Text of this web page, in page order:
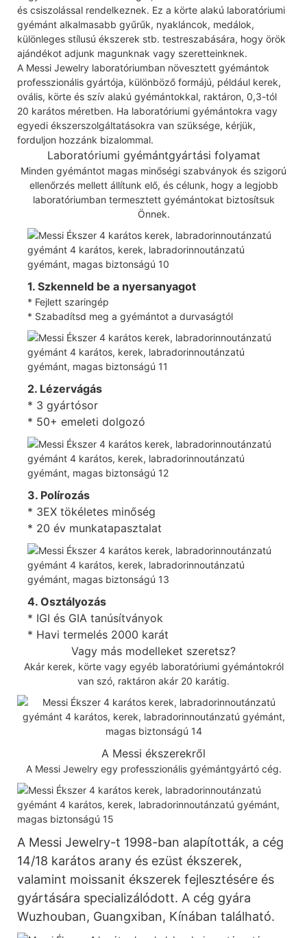
és csiszolással rendelkeznek. Ez a körte alakú laboratóriumi
gyémánt alkalmasabb gyűrűk, nyakláncok, medálok,
különleges stílusú ékszerek stb. testreszabására, hogy örök
ajándékot adjunk magunknak vagy szeretteinknek.
A Messi Jewelry laboratóriumban növesztett gyémántok
professzionális gyártója, különböző formájú, például kerek,
ovális, körte és szív alakú gyémántokkal, raktáron, 0,3-tól
20 karátos méretben. Ha laboratóriumi gyémántokra vagy
egyedi ékszerszolgáltatásokra van szüksége, kérjük,
forduljon hozzánk bizalommal.
Laboratóriumi gyémántgyártási folyamat
Minden gyémántot magas minőségi szabványok és szigorú
ellenőrzés mellett állítunk elő, és célunk, hogy a legjobb
laboratóriumban termesztett gyémántokat biztosítsuk
Önnek.
1. Szkenneld be a nyersanyagot
* Fejlett szaringép
* Szabadítsd meg a gyémántot a durvaságtól
2. Lézervágás
* 3 gyártósor
* 50+ emeleti dolgozó
3. Polírozás
* 3EX tökéletes minőség
* 20 év munkatapasztalat
4. Osztályozás
* IGI és GIA tanúsítványok
* Havi termelés 2000 karát
Vagy más modelleket szeretsz?
Akár kerek, körte vagy egyéb laboratóriumi gyémántokról
van szó, raktáron akár 20 karátig.
A Messi ékszerekről
A Messi Jewelry egy professzionális gyémántgyártó cég.
A Messi Jewelry-t 1998-ban alapították, a cég
14/18 karátos arany és ezüst ékszerek,
valamint moissanit ékszerek fejlesztésére és
gyártására specializálódott. A cég gyára
Wuzhouban, Guangxiban, Kínában található.